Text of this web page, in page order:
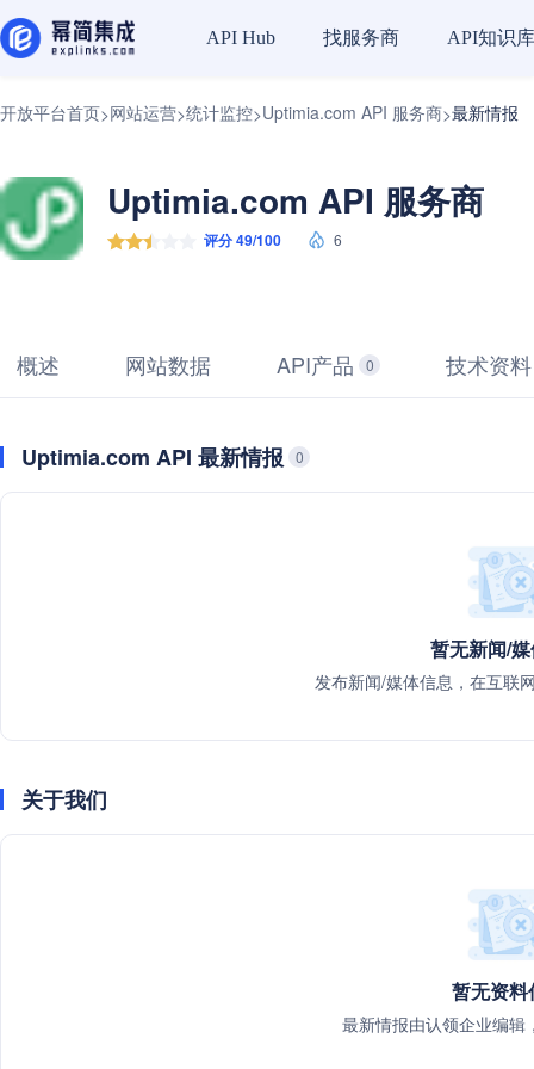
API Hub 找服务商 API知识库
开放平台首页>网站运营>统计监控>Uptimia.com API 服务商>最新情报
Uptimia.com API 服务商
评分 49/100 6
概述 网站数据 API产品 0 技术资料
Uptimia.com API 最新情报 0
暂无新闻/
发布新闻/媒体信息，在互联
关于我们
暂无资料
最新情报由认领企业编辑